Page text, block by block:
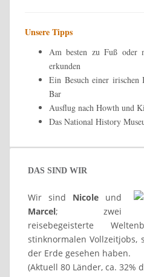
Unsere Tipps
Am besten zu Fuß oder
erkunden
Ein Besuch einer
Bar
Ausflug nach Howth und
Das National History
DAS SIND WIR
Wir sind Nicole und
Marcel; zwei
reisebegeisterte
stinknormalen Vollzeitjobs,
der Erde gesehen haben.
(Aktuell 80 Länder, ca. 32%